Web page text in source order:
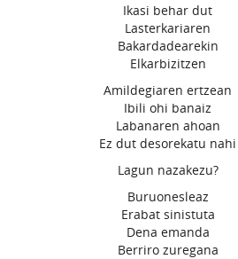
Ikasi behar dut
Lasterkariaren
Bakardadearekin
Elkarbizitzen
Amildegiaren ertzean
Ibili ohi banaiz
Labanaren ahoan
Ez dut desorekatu nahi
Lagun nazakezu?
Buruonesleaz
Erabat sinistuta
Dena emanda
Berriro zuregana